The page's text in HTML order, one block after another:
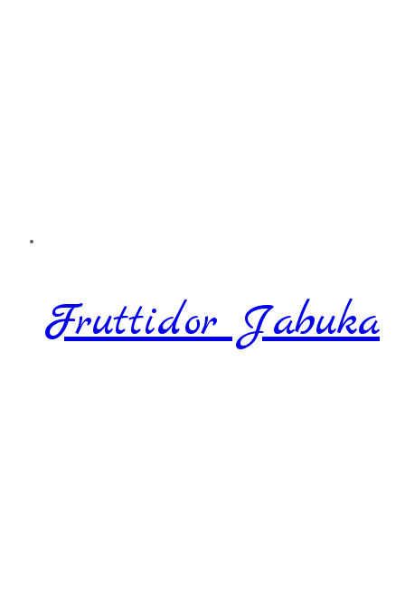
Fruttidor Jabuka